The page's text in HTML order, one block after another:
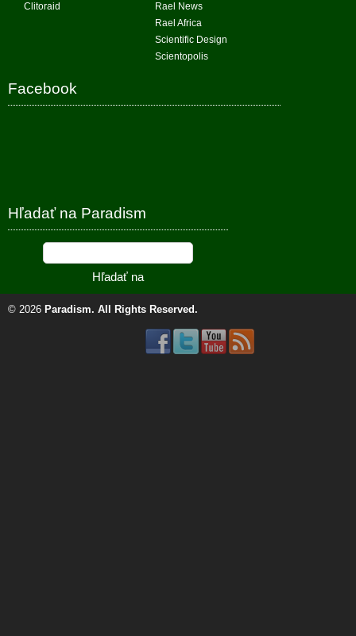
Clitoraid
Rael News
Rael Africa
Scientific Design
Scientopolis
Facebook
Hľadať na Paradism
© 2026 Paradism. All Rights Reserved.